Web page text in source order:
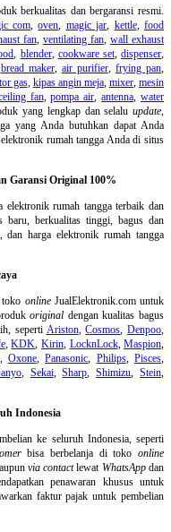
berkualitas dan bergaransi resmi.
com,oven magic jar kettle,food
fan, ventilating fan, wall exhaust
blender, cookware set,dispenser
bread maker, air purifier, frying pan
gas, kipas angin meja, mixer,mesin
fan,pompa air ,antenna ,water
yang lengkap dan selalu update
yang Anda butuhkan dapat Anda
rumah tangga Anda di situs
Garansi Original 100%
elektronik rumah tangga terbaik dan
baru, berkualitas tinggi, bagus dan
dan harga elektronik rumah tangga
onlineJualElektronik.com untuk
original dengan kualitas bagus
seperti Ariston,Cosmos ,Denpoo
,KDK Kirin, LocknLock,Maspion
, Oxone,Panasonic Philips, Pisces
, Sekai,Sharp ,Shimizu ,Stein
Indonesia
ke seluruh Indonesia, seperti
bisa berbelanja di tokoonline
via contactlewat WhatsAppdan
penawaran khusus untuk
faktur pajak untuk pembelian